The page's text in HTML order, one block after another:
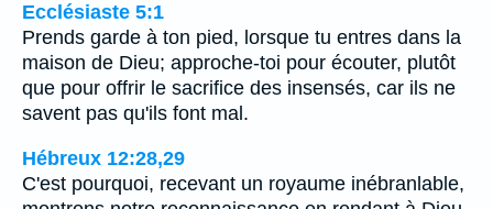
Ecclésiaste 5:1
Prends garde à ton pied, lorsque tu entres dans la
maison de Dieu; approche-toi pour écouter, plutôt
que pour offrir le sacrifice des insensés, car ils ne
savent pas qu'ils font mal.
Hébreux 12:28,29
C'est pourquoi, recevant un royaume inébranlable,